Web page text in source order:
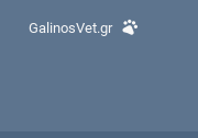
GalinosVet.gr